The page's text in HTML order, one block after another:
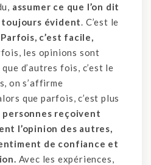
assumer ce que l’on dit
toujours évident . C’est le
Parfois, c’est facile,
les opinions sont
d’autres fois, c’est le
on s’affirme
que parfois, c’est plus
personnes reçoivent
l’opinion des autres,
de confiance et
Avec les expériences,